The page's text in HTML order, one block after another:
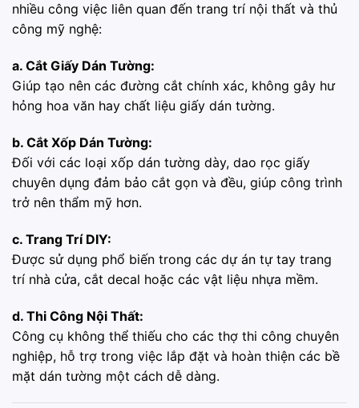
nhiều công việc liên quan đến trang trí nội thất và thủ
công mỹ nghệ:
a. Cắt Giấy Dán Tường:
Giúp tạo nên các đường cắt chính xác, không gây hư
hỏng hoa văn hay chất liệu giấy dán tường.
b. Cắt Xốp Dán Tường:
Đối với các loại xốp dán tường dày, dao rọc giấy
chuyên dụng đảm bảo cắt gọn và đều, giúp công trình
trở nên thẩm mỹ hơn.
c. Trang Trí DIY:
Được sử dụng phổ biến trong các dự án tự tay trang
trí nhà cửa, cắt decal hoặc các vật liệu nhựa mềm.
d. Thi Công Nội Thất:
Công cụ không thể thiếu cho các thợ thi công chuyên
nghiệp, hỗ trợ trong việc lắp đặt và hoàn thiện các bề
mặt dán tường một cách dễ dàng.